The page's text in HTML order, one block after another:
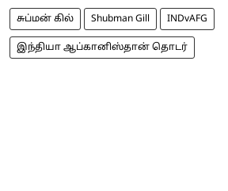
சுப்மன் கில் Shubman Gill INDvAFG
இந்தியா ஆப்கானிஸ்தான் தொடர்